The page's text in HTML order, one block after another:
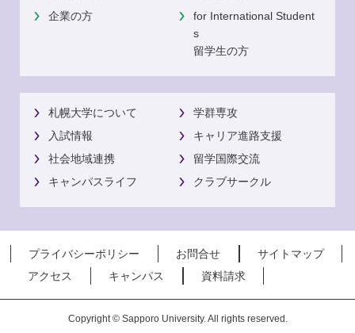
企業の方
for International Student
s
留学生の方
札幌大学について
学群専攻
入試情報
キャリア進路支援
社会地域連携
留学国際交流
キャンパスライフ
クラブサークル
プライバシーポリシー お問合せ
サイトマップ
アクセス
キャンパス 資料請求
Copyright © Sapporo University. All rights reserved.